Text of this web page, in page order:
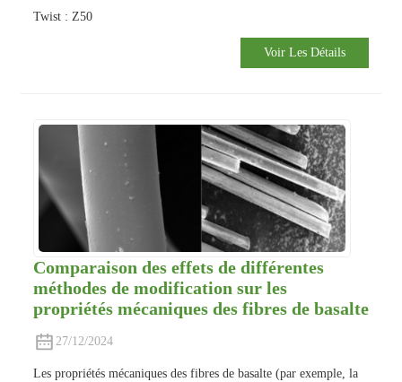
Twist : Z50
Voir Les Détails
Comparaison des effets de différentes
méthodes de modification sur les
propriétés mécaniques des fibres de basalte
27/12/2024
Les propriétés mécaniques des fibres de basalte (par exemple, la